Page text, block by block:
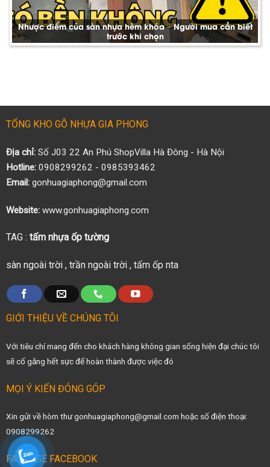
Nhược điểm của sàn nhựa hèm khóa – Người mua cần biết
trước khi chọn
TỔNG KHO GỖ NHỰA GIA PHONG
Địa chỉ:Số J03 22 An Phú ShopVilla Hà Đông - Hà Nội
Hotline:0908299262 - 0985393462
Email:gonhuagiaphong@gmail.com
Website:www.gonhuagiaphong.com
TAG : tấm nhựa ốp tường
sàn ngoài trời, trần ngoài trời, tấm ốp nta
GIỚI THIỆU VỀ CHÚNG TÔI
Với tiêu chí mang đến cho khách hàng không gian sống hiện đại chúc tôi
sẽ cố gắng hết sực để hoàn thành được việc đó
MỌI Ý KIẾN ĐÓNG GÓP
Xin gửi về hòm thư gonhuagiaphong@gmail.com hoặc số điện thoại:
0908299262
FANPAGE FACEBOOK